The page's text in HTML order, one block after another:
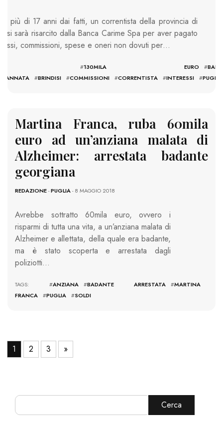
più di 17 anni dai fatti, un correntista della provincia di
sarà risarcito dalla Banca Carime Spa per aver pagato
commissioni, spese e oneri non dovuti per…
#130MILA EURO #
#BRINDISI #COMMISSIONI #CORRENTISTA #INTERESSI #PUGLIA
Martina Franca, ruba 60mila
euro ad un’anziana malata di
Alzheimer: arrestata badante
georgiana
REDAZIONE-PUGLIA- 8 MAGGIO 2018
Avrebbe sottratto 60mila euro, ovvero i
risparmi di tutta una vita, a un’anziana malata di
Alzheimer e allettata, della quale era badante,
ma è stato scoperta e arrestata dagli
poliziotti…
TAGS: #ANZIANA #BADANTE ARRESTATA #MARTINA
FRANCA
#PUGLIA #SOLDI
1 2 3 »
Cerca